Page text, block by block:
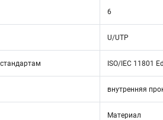
6
U/UTP
ISO/IEC 11801
внутренняя
Материал